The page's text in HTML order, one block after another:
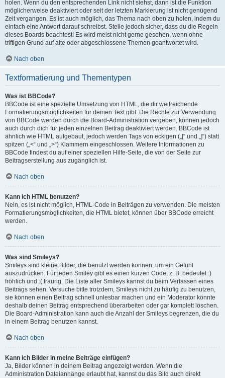
holen. Wenn du den entsprechenden Link nicht siehst, dann ist die Funktion
möglicherweise deaktiviert oder seit der letzten Markierung ist nicht genügend
Zeit vergangen. Es ist auch möglich, das Thema nach oben zu holen, indem du
einfach eine Antwort darauf schreibst. Stelle jedoch sicher, dass du die Regeln
dieses Boards beachtest! Es wird meist nicht gerne gesehen, wenn ohne
triftigen Grund auf alte oder abgeschlossene Themen geantwortet wird.
Nach oben
Textformatierung und Thementypen
Was ist BBCode?
BBCode ist eine spezielle Umsetzung von HTML, die dir weitreichende
Formatierungsmöglichkeiten für deinen Text gibt. Die Rechte zur Verwendung
von BBCode werden durch die Board-Administration vergeben, können jedoch
auch durch dich für jeden einzelnen Beitrag deaktiviert werden. BBCode ist
ähnlich wie HTML aufgebaut, jedoch werden Tags von eckigen („[“ und „]“) statt
spitzen („<“ und „>“) Klammern eingeschlossen. Weitere Informationen zu
BBCode findest du auf einer speziellen Hilfe-Seite, die von der Seite zur
Beitragserstellung aus zugänglich ist.
Nach oben
Kann ich HTML benutzen?
Nein, es ist nicht möglich, HTML-Code in Beiträgen zu verwenden. Die meisten
Formatierungsmöglichkeiten, die HTML bietet, können über BBCode erreicht
werden.
Nach oben
Was sind Smileys?
Smileys sind kleine Bilder, die benutzt werden können, um ein Gefühl
auszudrücken. Für jeden Smiley gibt es einen kurzen Code, z. B. bedeutet :)
fröhlich und :( traurig. Die Liste aller Smileys kannst du beim Verfassen eines
Beitrags sehen. Versuche bitte trotzdem, Smileys nicht zu häufig zu benutzen,
sie können einen Beitrag schnell unlesbar machen und ein Moderator könnte
deshalb deinen Beitrag entsprechend überarbeiten oder gar komplett löschen.
Die Board-Administration kann auch die Anzahl der Smileys begrenzen, die du
in einem Beitrag benutzen kannst.
Nach oben
Kann ich Bilder in meine Beiträge einfügen?
Ja, Bilder können in deinem Beitrag angezeigt werden. Wenn die
Administration Dateianhänge erlaubt hat, kannst du das Bild auch direkt